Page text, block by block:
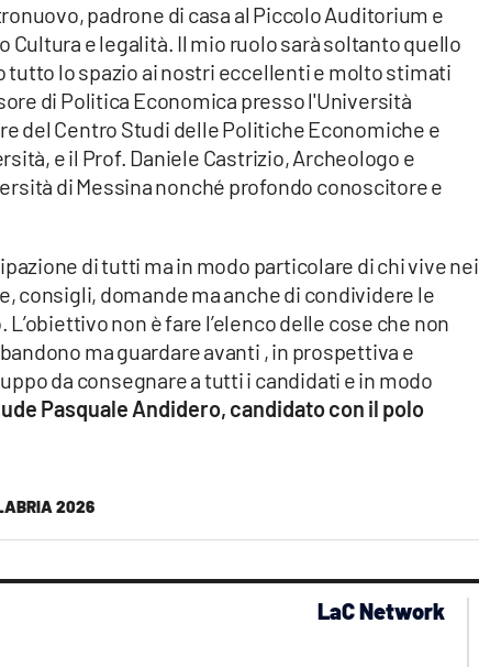
2026
padrone di casa al Piccolo Auditorium e
Cultura e legalità. Il mio ruolo sarà soltanto quello
tutto lo spazio ai nostri eccellenti e molto stimati
di Politica Economica presso l'Università
del Centro Studi delle Politiche Economiche e
e il Prof. Daniele Castrizio, Archeologo e
di Messina nonché profondo conoscitore e
di tutti ma in modo particolare di chi vive nei
consigli, domande ma anche di condividere le
non è fare l’elenco delle cose che non
ma guardare avanti , in prospettiva e
da consegnare a tutti i candidati e in modo
Pasquale Andidero, candidato con il polo
LaC Network